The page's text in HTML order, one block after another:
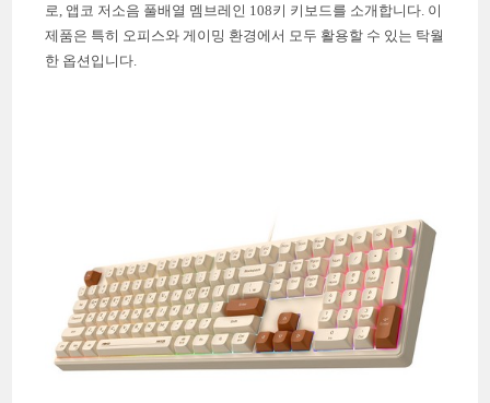
로, 앱코 저소음 풀배열 멤브레인 108키 키보드를 소개합니다. 이
제품은 특히 오피스와 게이밍 환경에서 모두 활용할 수 있는 탁월
한 옵션입니다.